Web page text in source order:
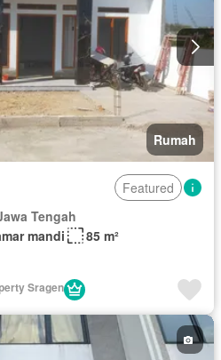
Rumah
Featured
Tengah
mandi
85 m²
Sragen